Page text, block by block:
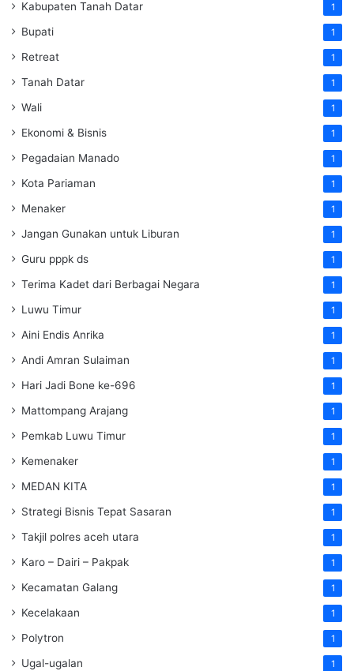
Kabupaten Tanah Datar 1
Bupati 1
Retreat 1
Tanah Datar 1
Wali 1
Ekonomi & Bisnis 1
Pegadaian Manado 1
Kota Pariaman 1
Menaker 1
Jangan Gunakan untuk Liburan 1
Guru pppk ds 1
Terima Kadet dari Berbagai Negara 1
Luwu Timur 1
Aini Endis Anrika 1
Andi Amran Sulaiman 1
Hari Jadi Bone ke-696 1
Mattompang Arajang 1
Pemkab Luwu Timur 1
Kemenaker 1
MEDAN KITA 1
Strategi Bisnis Tepat Sasaran 1
Takjil polres aceh utara 1
Karo – Dairi – Pakpak 1
Kecamatan Galang 1
Kecelakaan 1
Polytron 1
Ugal-ugalan 1